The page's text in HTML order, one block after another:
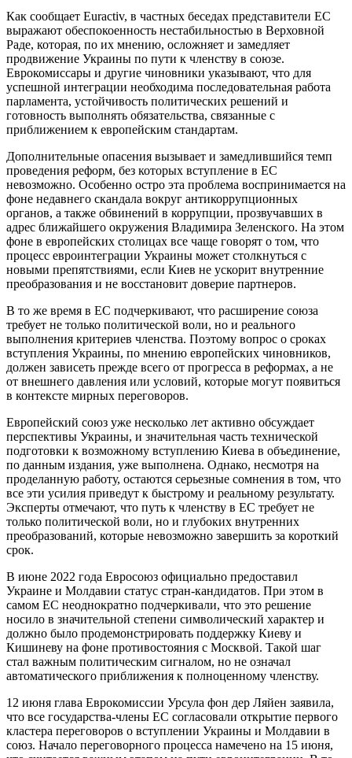
Как сообщает Euractiv, в частных беседах представители ЕС
выражают обеспокоенность нестабильностью в Верховной
Раде, которая, по их мнению, осложняет и замедляет
продвижение Украины по пути к членству в союзе.
Еврокомиссары и другие чиновники указывают, что для
успешной интеграции необходима последовательная работа
парламента, устойчивость политических решений и
готовность выполнять обязательства, связанные с
приближением к европейским стандартам.
Дополнительные опасения вызывает и замедлившийся темп
проведения реформ, без которых вступление в ЕС
невозможно. Особенно остро эта проблема воспринимается на
фоне недавнего скандала вокруг антикоррупционных
органов, а также обвинений в коррупции, прозвучавших в
адрес ближайшего окружения Владимира Зеленского. На этом
фоне в европейских столицах все чаще говорят о том, что
процесс евроинтеграции Украины может столкнуться с
новыми препятствиями, если Киев не ускорит внутренние
преобразования и не восстановит доверие партнеров.
В то же время в ЕС подчеркивают, что расширение союза
требует не только политической воли, но и реального
выполнения критериев членства. Поэтому вопрос о сроках
вступления Украины, по мнению европейских чиновников,
должен зависеть прежде всего от прогресса в реформах, а не
от внешнего давления или условий, которые могут появиться
в контексте мирных переговоров.
Европейский союз уже несколько лет активно обсуждает
перспективы Украины, и значительная часть технической
подготовки к возможному вступлению Киева в объединение,
по данным издания, уже выполнена. Однако, несмотря на
проделанную работу, остаются серьезные сомнения в том, что
все эти усилия приведут к быстрому и реальному результату.
Эксперты отмечают, что путь к членству в ЕС требует не
только политической воли, но и глубоких внутренних
преобразований, которые невозможно завершить за короткий
срок.
В июне 2022 года Евросоюз официально предоставил
Украине и Молдавии статус стран-кандидатов. При этом в
самом ЕС неоднократно подчеркивали, что это решение
носило в значительной степени символический характер и
должно было продемонстрировать поддержку Киеву и
Кишиневу на фоне противостояния с Москвой. Такой шаг
стал важным политическим сигналом, но не означал
автоматического приближения к полноценному членству.
12 июня глава Еврокомиссии Урсула фон дер Ляйен заявила,
что все государства-члены ЕС согласовали открытие первого
кластера переговоров о вступлении Украины и Молдавии в
союз. Начало переговорного процесса намечено на 15 июня,